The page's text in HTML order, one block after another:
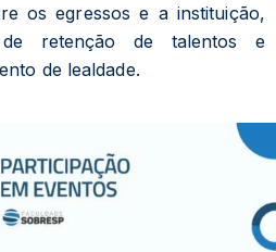
os egressos e a instituição,
retenção de talentos e
de lealdade.